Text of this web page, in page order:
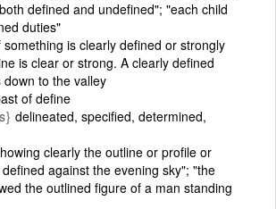
defined and undefined"; "each child
duties"
something is clearly defined or strongly
is clear or strong. A clearly defined
to the valley
of define
delineated, specified, determined,
clearly the outline or profile or
against the evening sky"; "the
the outlined figure of a man standing